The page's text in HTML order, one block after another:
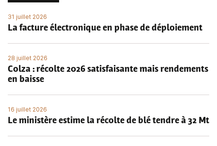
31 juillet 2026
La facture électronique en phase de déploiement
28 juillet 2026
Colza : récolte 2026 satisfaisante mais rendements
en baisse
16 juillet 2026
Le ministère estime la récolte de blé tendre à 32 Mt